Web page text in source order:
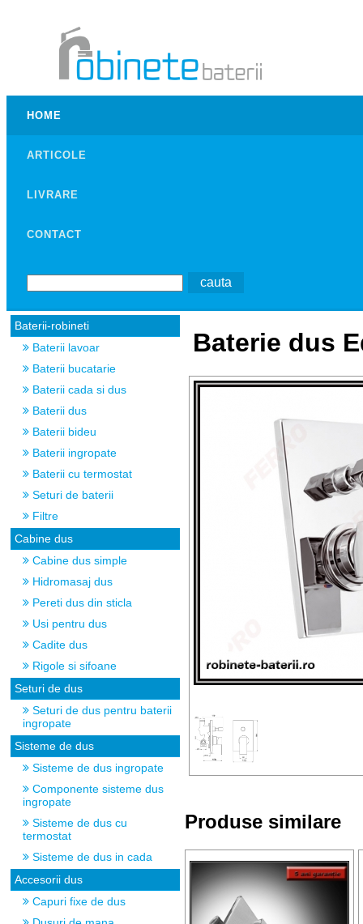
HOME
ARTICOLE
LIVRARE
CONTACT
Baterii-robineti
Baterii lavoar
Baterii bucatarie
Baterii cada si dus
Baterii dus
Baterii bideu
Baterii ingropate
Baterii cu termostat
Seturi de baterii
Filtre
Cabine dus
Cabine dus simple
Hidromasaj dus
Pereti dus din sticla
Usi pentru dus
Cadite dus
Rigole si sifoane
Seturi de dus
Seturi de dus pentru baterii
ingropate
Sisteme de dus
Sisteme de dus ingropate
Componente sisteme dus
ingropate
Sisteme de dus cu
termostat
Sisteme de dus in cada
Accesorii dus
Capuri fixe de dus
Baterie dus
Produse similare